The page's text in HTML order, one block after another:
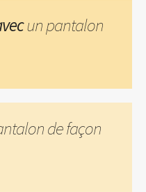
un pantalon
de façon